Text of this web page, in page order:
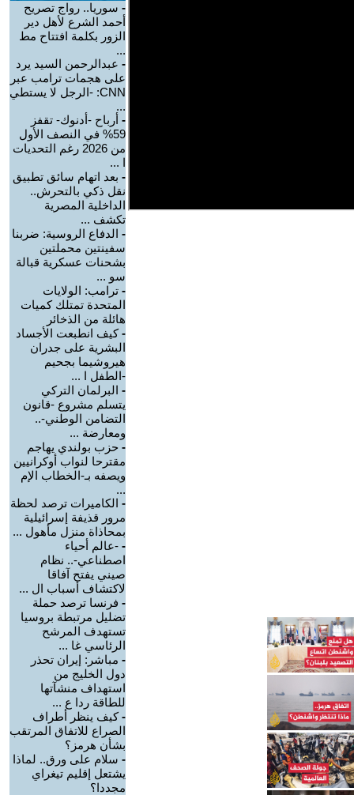
- سوريا.. رواج تصريح
أحمد الشرع لأهل دير
الزور بكلمة افتتاح مط
...
- عبدالرحمن السيد يرد
على هجمات ترامب عبر
CNN: -الرجل لا يستطي
...
- أرباح -أدنوك- تقفز
59% في النصف الأول
من 2026 رغم التحديات
ا ...
- بعد اتهام سائق تطبيق
نقل ذكي بالتحرش..
الداخلية المصرية
تكشف ...
- الدفاع الروسية: ضربنا
سفينتين محملتين
بشحنات عسكرية قبالة
سو ...
- ترامب: الولايات
المتحدة تمتلك كميات
هائلة من الذخائر
-كيف انطبعت الأجساد
البشرية على جدران
هيروشيما بجحيم
-الطفل ا ...
- البرلمان التركي
يتسلم مشروع -قانون
التضامن الوطني-..
ومعارضة ...
- حزب بولندي يهاجم
مقترحا لنواب أوكرانيين
ويصفه بـ-الخطاب الإم
...
- الكاميرات ترصد لحظة
مرور قذيفة إسرائيلية
بمحاذاة منزل مأهول ...
- -عالم أحياء
اصطناعي-.. نظام
صيني يفتح آفاقا
لاكتشاف أسباب ال ...
- فرنسا ترصد حملة
تضليل مرتبطة بروسيا
تستهدف المرشح
الرئاسي غا ...
- مباشر: إيران تحذر
دول الخليج من
استهداف منشآتها
للطاقة ردا ع ...
-كيف ينظر أطراف
الصراع للاتفاق المرتقب
بشأن هرمز؟
- سلام على ورق.. لماذا
يشتعل إقليم تيغراي
مجددا؟